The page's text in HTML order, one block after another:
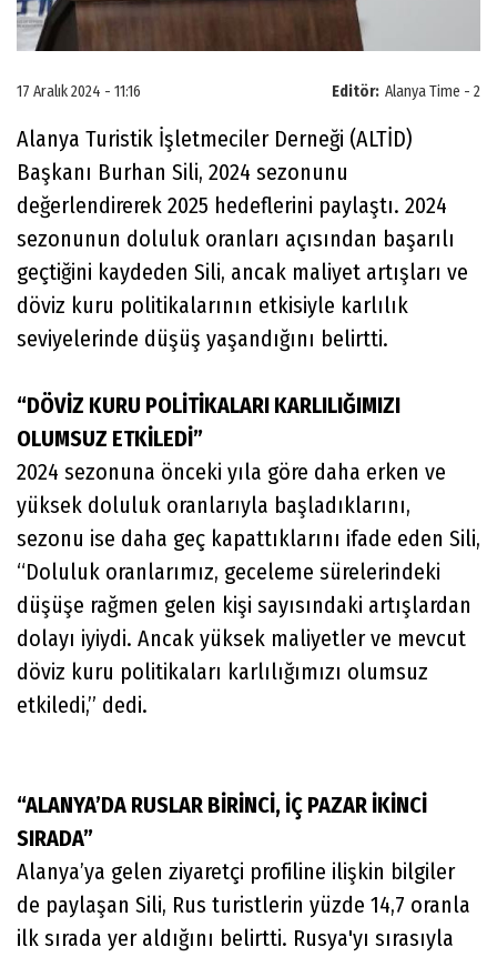
Editör: Alanya Time - 2
17 Aralık 2024 - 11:16
Alanya Turistik İşletmeciler Derneği (ALTİD)
Başkanı Burhan Sili, 2024 sezonunu
değerlendirerek 2025 hedeflerini paylaştı. 2024
sezonunun doluluk oranları açısından başarılı
geçtiğini kaydeden Sili, ancak maliyet artışları ve
döviz kuru politikalarının etkisiyle karlılık
seviyelerinde düşüş yaşandığını belirtti.
“DÖVİZ KURU POLİTİKALARI KARLILIĞIMIZI
OLUMSUZ ETKİLEDİ”
2024 sezonuna önceki yıla göre daha erken ve
yüksek doluluk oranlarıyla başladıklarını,
sezonu ise daha geç kapattıklarını ifade eden Sili,
“Doluluk oranlarımız, geceleme sürelerindeki
düşüşe rağmen gelen kişi sayısındaki artışlardan
dolayı iyiydi. Ancak yüksek maliyetler ve mevcut
döviz kuru politikaları karlılığımızı olumsuz
etkiledi,” dedi.
“ALANYA’DA RUSLAR BİRİNCİ, İÇ PAZAR İKİNCİ
SIRADA”
Alanya’ya gelen ziyaretçi profiline ilişkin bilgiler
de paylaşan Sili, Rus turistlerin yüzde 14,7 oranla
ilk sırada yer aldığını belirtti. Rusya'yı sırasıyla